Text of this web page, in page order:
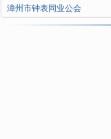
漳州市钟表同业公会